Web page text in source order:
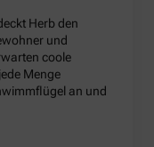
Herb den
und
coole
Menge
an und